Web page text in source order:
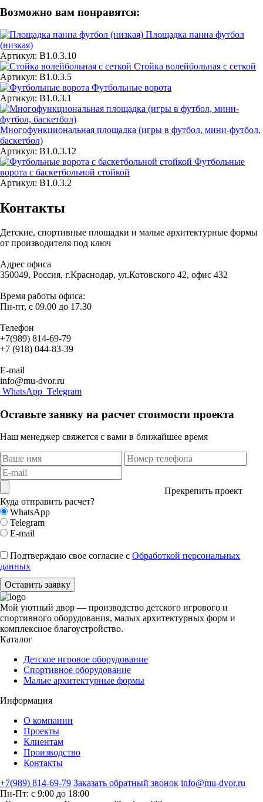
Возможно вам понравятся:
Площадка панна футбол
(низкая)
Артикул: В1.0.3.10
Стойка волейбольная с сеткой
Артикул: В1.0.3.5
Футбольные ворота
Артикул: В1.0.3.1
Многофункциональная площадка (игры в футбол, мини-футбол,
баскетбол)
Артикул: В1.0.3.12
Футбольные
ворота с баскетбольной стойкой
Артикул: В1.0.3.2
Контакты
Детские, спортивные площадки и малые архитектурные формы
от производителя под ключ
Адрес офиса
350049, Россия, г.Краснодар, ул.Котовского 42, офис 432
Время работы офиса:
Пн-пт, с 09.00 до 17.30
Телефон
+7(989) 814-69-79
+7 (918) 044-83-39
E-mail
info@mu-dvor.ru
WhatsApp Telegram
Оставьте заявку на расчет стоимости проекта
Наш менеджер свяжется с вами в ближайшее время
Прекрепить проект
Куда отправить расчет?
WhatsApp
Telegram
E-mail
Подтверждаю свое согласие с Обработкой персональных
данных
Оставить заявку
Мой уютный двор — производство детского игрового и
спортивного оборудования, малых архитектурных форм и
комплексное благоустройство.
Каталог
Детское игровое оборудование
Спортивное оборудование
Малые архитектурные формы
Информация
О компании
Проекты
Клиентам
Производство
Контакты
+7(989) 814-69-79 Заказать обратный звонок info@mu-dvor.ru
Пн-Пт: с 9:00 до 18:00